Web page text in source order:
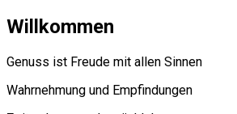
Willkommen
Genuss ist Freude mit allen Sinnen
Wahrnehmung und Empfindungen